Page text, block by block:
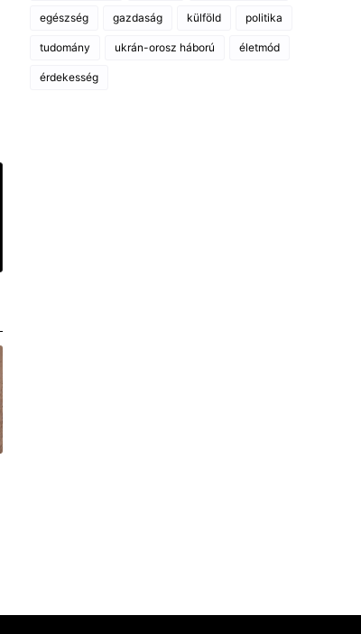
egészség gazdaság külföld politika
tudomány ukrán-orosz háború életmód
érdekesség